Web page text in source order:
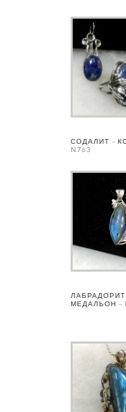
СОДАЛИТ –
N763
ЛАБРАДОРИТ
МЕДАЛЬОН –